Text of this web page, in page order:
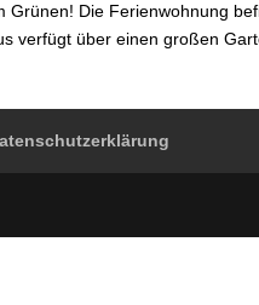
Die Ferienwohnung
verfügt über einen großen